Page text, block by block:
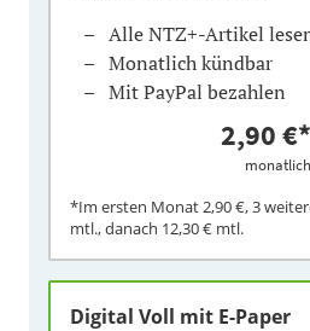
Alle NTZ+-Artikel
Monatlich kündbar
Mit PayPal bezahlen
2,90 €*
monatlich
*Im ersten Monat2,90 €, 3
mtl., danach 12,30 € mtl.
Digital Voll mit E-Paper